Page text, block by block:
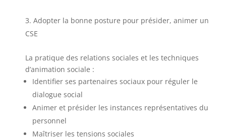
Adopter la bonne posture pour présider, animer un
CSE
La pratique des relations sociales et les techniques
d’animation sociale :
Identifier ses partenaires sociaux pour réguler le
dialogue social
Animer et présider les instances représentatives du
personnel
Maîtriser les tensions sociales